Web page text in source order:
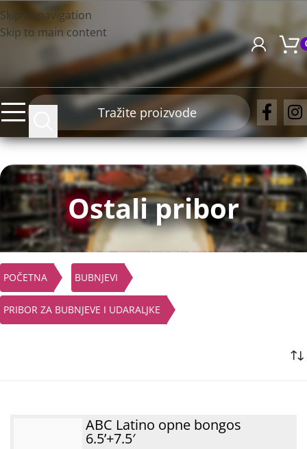
Skip to navigation
Skip to main content
Ostali pribor
POČETNA BUBNJEVI
PRIBOR ZA BUBNJEVE I UDARALJKE
ABC Latino opne bongos
6.5’+7.5′